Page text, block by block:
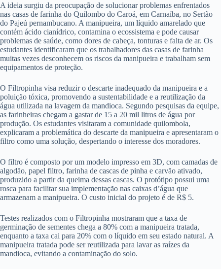
A ideia surgiu da preocupação de solucionar problemas enfrentados
nas casas de farinha do Quilombo do Caroá, em Carnaíba, no Sertão
do Pajeú pernambucano. A manipueira, um líquido amarelado que
contém ácido cianídrico, contamina o ecossistema e pode causar
problemas de saúde, como dores de cabeça, tonturas e falta de ar. Os
estudantes identificaram que os trabalhadores das casas de farinha
muitas vezes desconhecem os riscos da manipueira e trabalham sem
equipamentos de proteção.
O Filtropinha visa reduzir o descarte inadequado da manipueira e a
poluição tóxica, promovendo a sustentabilidade e a reutilização da
água utilizada na lavagem da mandioca. Segundo pesquisas da equipe,
as farinheiras chegam a gastar de 15 a 20 mil litros de água por
produção. Os estudantes visitaram a comunidade quilombola,
explicaram a problemática do descarte da manipueira e apresentaram o
filtro como uma solução, despertando o interesse dos moradores.
O filtro é composto por um modelo impresso em 3D, com camadas de
algodão, papel filtro, farinha de cascas de pinha e carvão ativado,
produzido a partir da queima dessas cascas. O protótipo possui uma
rosca para facilitar sua implementação nas caixas d’água que
armazenam a manipueira. O custo inicial do projeto é de R$ 5.
Testes realizados com o Filtropinha mostraram que a taxa de
germinação de sementes chega a 80% com a manipueira tratada,
enquanto a taxa cai para 20% com o líquido em seu estado natural. A
manipueira tratada pode ser reutilizada para lavar as raízes da
mandioca, evitando a contaminação do solo.